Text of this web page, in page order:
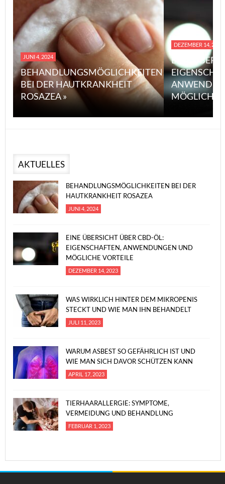
JUNI 4, 2024
BEHANDLUNGSMÖGLICHKEITEN
BEI DER HAUTKRANKHEIT
ROSAZEA »
DEZEMBER 14, 2023
EINE
MÖGLICHE
AKTUELLES
BEHANDLUNGSMÖGLICHKEITEN BEI DER
HAUTKRANKHEIT ROSAZEA
JUNI 4, 2024
EINE ÜBERSICHT ÜBER CBD-ÖL:
EIGENSCHAFTEN, ANWENDUNGEN UND
MÖGLICHE VORTEILE
DEZEMBER 14, 2023
WAS WIRKLICH HINTER DEM MIKROPENIS
STECKT UND WIE MAN IHN BEHANDELT
JULI 11, 2023
WARUM ASBEST SO GEFÄHRLICH IST UND
WIE MAN SICH DAVOR SCHÜTZEN KANN
APRIL 17, 2023
TIERHAARALLERGIE: SYMPTOME,
VERMEIDUNG UND BEHANDLUNG
FEBRUAR 1, 2023